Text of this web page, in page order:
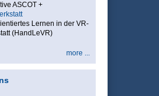
ASCOT +
Lernen in der VR-
(HandLeVR)
more ...